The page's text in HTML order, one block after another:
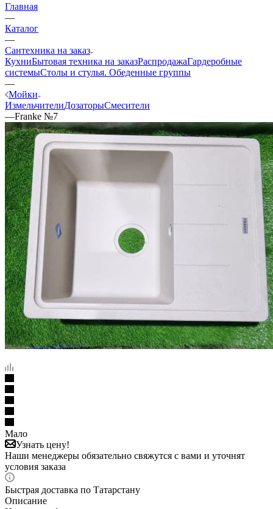
Главная
—
Каталог
—
Сантехника на заказ
КухниБытовая техника на заказРаспродажаГардеробные
системыСтолы и стулья. Обеденные группы
—
Мойки
ИзмельчителиДозаторыСмесители
—Franke №7
Мало
Узнать цену!
Наши менеджеры обязательно свяжутся с вами и уточнят
условия заказа
Быстрая доставка по Татарстану
Описание